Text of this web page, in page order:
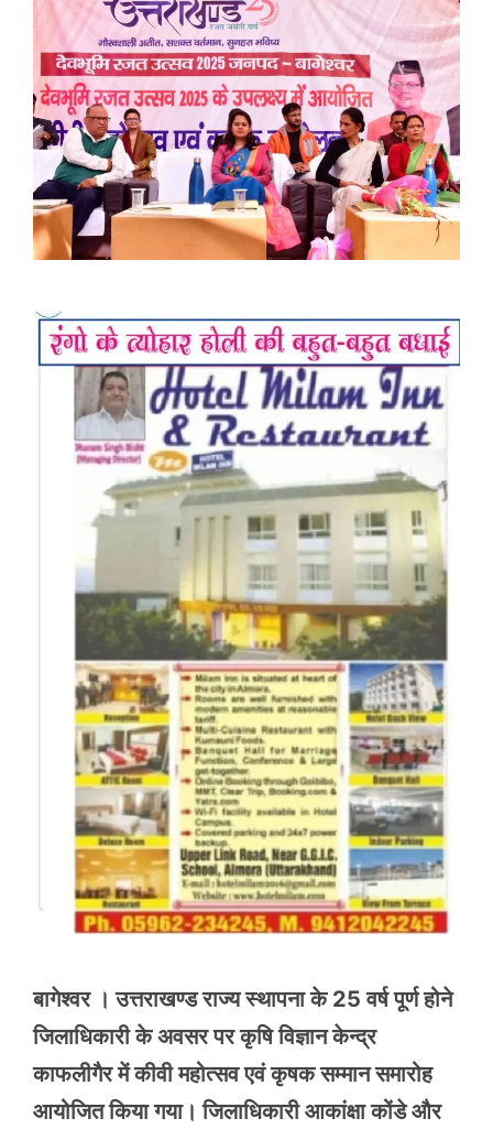
बागेश्वर । उत्तराखण्ड राज्य स्थापना के 25 वर्ष पूर्ण होने
जिलाधिकारी के अवसर पर कृषि विज्ञान केन्द्र
काफलीगैर में कीवी महोत्सव एवं कृषक सम्मान समारोह
आयोजित किया गया। जिलाधिकारी आकांक्षा कोंडे और